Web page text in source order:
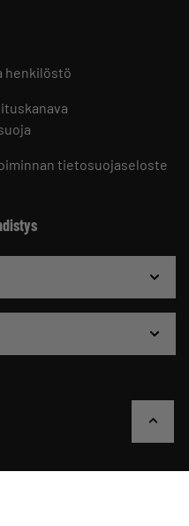
henkilöstö
tietosuojaseloste